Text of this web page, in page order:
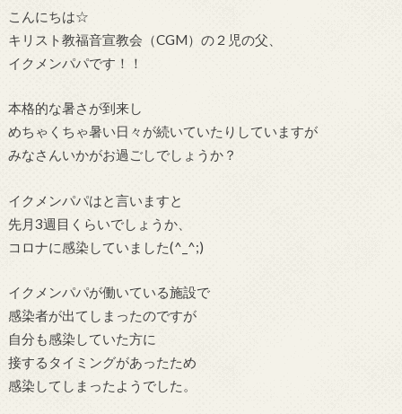
こんにちは☆
キリスト教福音宣教会（CGM）の２児の父、
イクメンパパです！！
本格的な暑さが到来し
めちゃくちゃ暑い日々が続いていたりしていますが
みなさんいかがお過ごしでしょうか？
イクメンパパはと言いますと
先月3週目くらいでしょうか、
コロナに感染していました(^_^;)
イクメンパパが働いている施設で
感染者が出てしまったのですが
自分も感染していた方に
接するタイミングがあったため
感染してしまったようでした。